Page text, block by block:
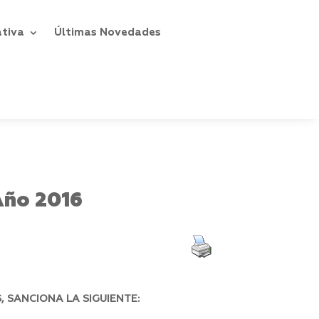
Últimas Novedades
2016
SANCIONA LA SIGUIENTE: